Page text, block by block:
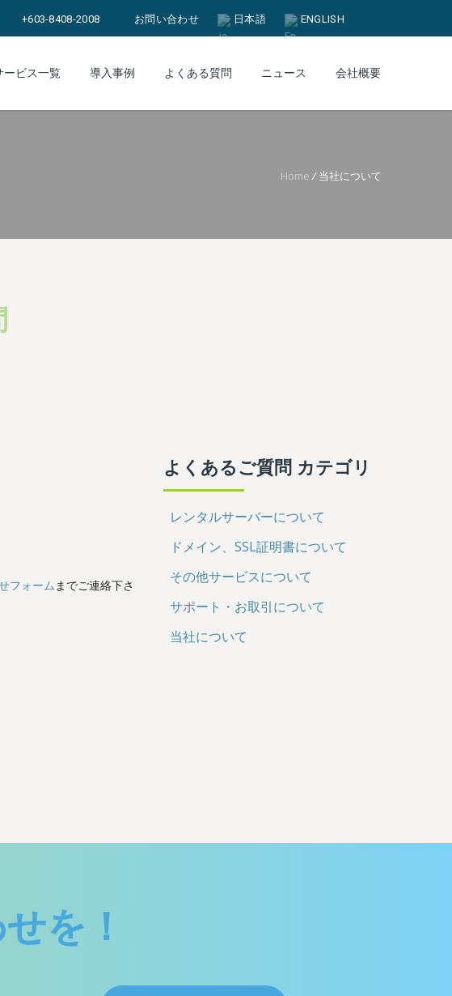
+603-8408-2008 お問い合わせ 日本語 ENGLISH
ービス一覧 導入事例 よくある質問 ニュース 会社概要
Home / 当社について
フォームまでご連絡下さ
よくあるご質問 カテゴリ
レンタルサーバーについて
ドメイン、SSL証明書について
その他サービスについて
サポート・お取引について
当社について
を！